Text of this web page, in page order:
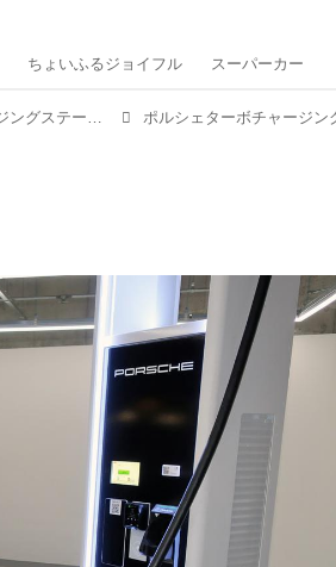
ちょいふるジョイフル スーパーカー
150kWの高出力・急速充電施設「ターボチャージングステーション」をポルシェが全国各地に開設中 ポルシェターボチャージン